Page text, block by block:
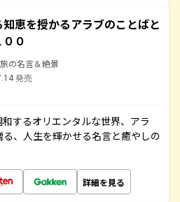
恵を授かるアラブのことばと
０
の名言＆絶景
発売
するオリエンタルな世界、アラ
、人生を輝かせる名言と癒やしの
詳細を見る